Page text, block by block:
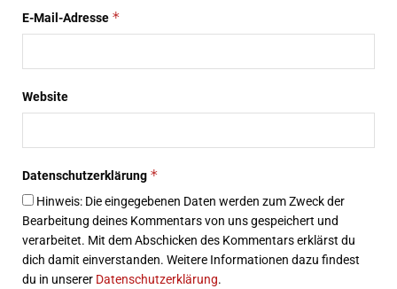
E-Mail-Adresse *
Website
Datenschutzerklärung *
Hinweis: Die eingegebenen Daten werden zum Zweck der
Bearbeitung deines Kommentars von uns gespeichert und
verarbeitet. Mit dem Abschicken des Kommentars erklärst du
dich damit einverstanden. Weitere Informationen dazu findest
du in unserer Datenschutzerklärung.